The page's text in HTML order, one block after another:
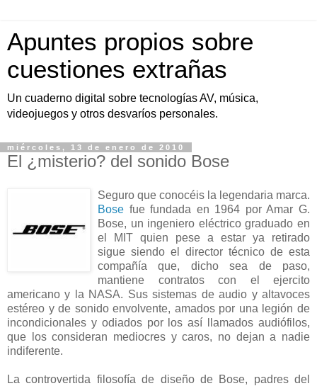
Apuntes propios sobre
cuestiones extrañas
Un cuaderno digital sobre tecnologías AV, música,
videojuegos y otros desvaríos personales.
miércoles, 13 de enero de 2010
El ¿misterio? del sonido Bose
Seguro que conocéis la legendaria marca.
Bose fue fundada en 1964 por Amar G.
Bose, un ingeniero eléctrico graduado en
el MIT quien pese a estar ya retirado
sigue siendo el director técnico de esta
compañía que, dicho sea de paso,
mantiene contratos con el ejercito
americano y la NASA. Sus sistemas de audio y altavoces
estéreo y de sonido envolvente, amados por una legión de
incondicionales y odiados por los así llamados audiófilos,
que los consideran mediocres y caros, no dejan a nadie
indiferente.
La controvertida filosofía de diseño de Bose, padres del